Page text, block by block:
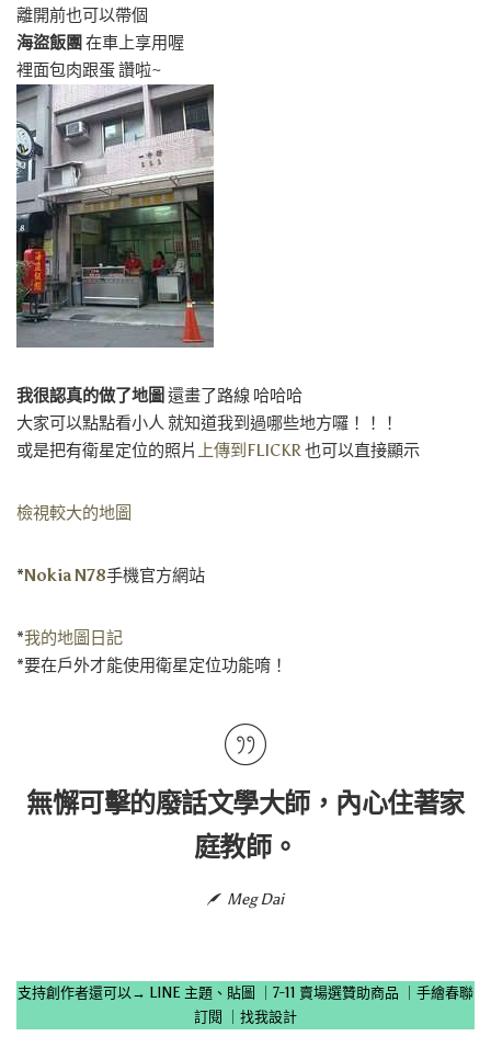
離開前也可以帶個
海盜飯團 在車上享用喔
裡面包肉跟蛋 讚啦~
我很認真的做了地圖 還畫了路線 哈哈哈
大家可以點點看小人 就知道我到過哪些地方囉！！！
或是把有衛星定位的照片 上傳到FLICKR也可以直接顯示
檢視較大的地圖
*Nokia N78手機官方網站
*我的地圖日記
*要在戶外才能使用衛星定位功能唷！
無懈可擊的廢話文學大師，內心住著家
庭教師。
Meg Dai
支持創作者還可以→ LINE 主題、貼圖 7-11 賣場選贊助商品
手繪春聯
訂閱
找我設計